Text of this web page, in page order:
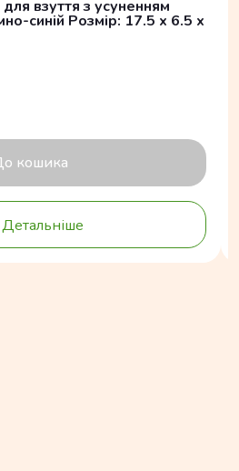
взуття з усуненням
синій Розмір: 17.5 x 6.5 x
кошика
Детальніше